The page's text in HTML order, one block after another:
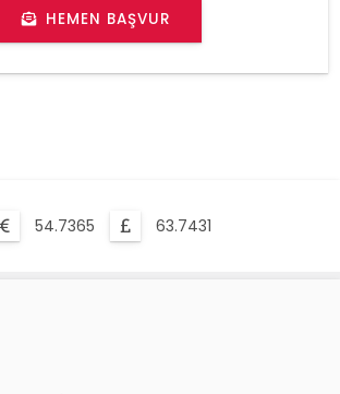
HEMEN BAŞVUR
54.7365 63.7431